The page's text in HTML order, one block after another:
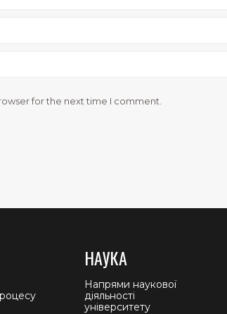
for the next time I comment.
НАУКА
Напрями наукової
діяльності
університету